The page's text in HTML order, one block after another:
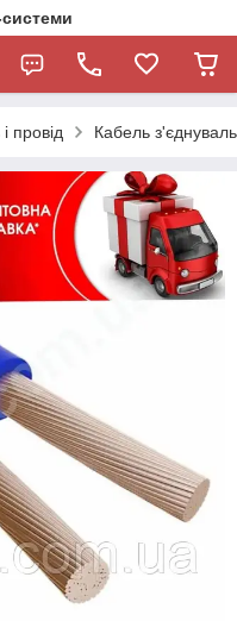
системи
провід Кабель